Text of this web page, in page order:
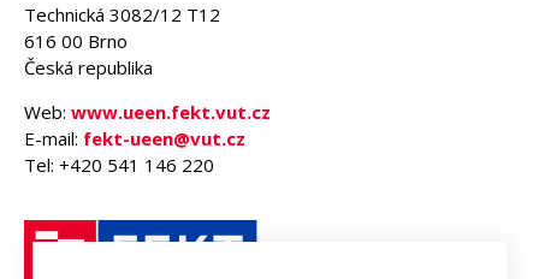
Technická 3082/12 T12
616 00 Brno
Česká republika
Web: www.ueen.fekt.vut.cz
E-mail: fekt-ueen@vut.cz
Tel: +420 541 146 220